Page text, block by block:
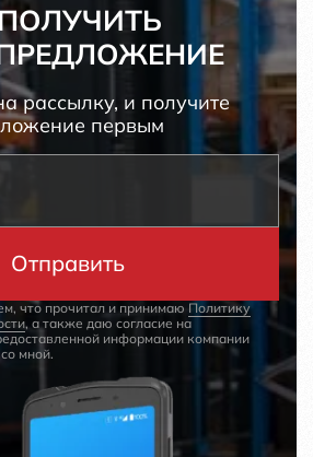
рассылку, и получите
первым
что прочитал и принимаю Политику
, а также даю согласие на
информации компании
мной.